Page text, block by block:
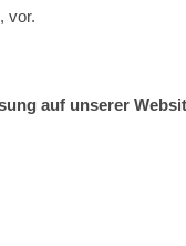
vor.
auf unserer